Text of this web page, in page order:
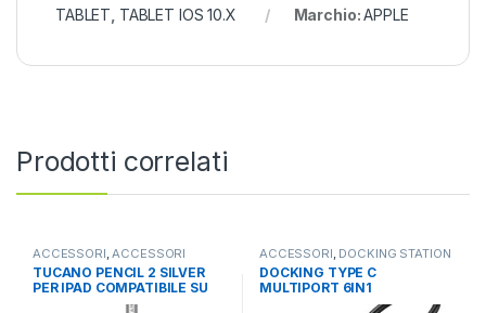
TABLET TABLET IOS 10.X Marchio:APPLE
Prodotti correlati
ACCESSORI ACCESSORI
MACBOOK,NOTEBOOK
ULTRABOOK TABLET
TUCANO PENCIL 2 SILVER
PER IPAD COMPATIBILE SU
TUTTI I MODELLI
ACCESSORI DOCKING STATION
NOTEBOOK ,NOTEBOOK
ULTRABOOK TABLET
DOCKING TYPE C
MULTIPORT 6IN1
USB3.0*2+HDMI*1+RJ45+US